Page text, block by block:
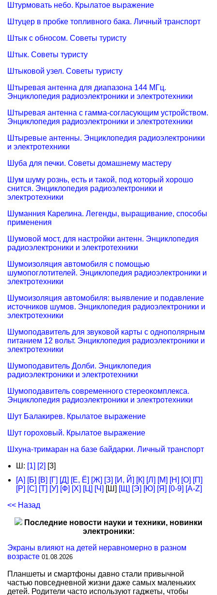
Штурмовать небо. Крылатое выражение
Штуцер в пробке топливного бака. Личный транспорт
Штык с обносом. Советы туристу
Штык. Советы туристу
Штыковой узел. Советы туристу
Штыревая антенна для диапазона 144 МГц.
Энциклопедия радиоэлектроники и электротехники
Штыревая антенна с гамма-согласующим устройством.
Энциклопедия радиоэлектроники и электротехники
Штыревые антенны. Энциклопедия радиоэлектроники
и электротехники
Шуба для печки. Советы домашнему мастеру
Шум шуму рознь, есть и такой, под который хорошо
снится. Энциклопедия радиоэлектроники и
электротехники
Шуманния Карелина. Легенды, выращивание, способы
применения
Шумовой мост, для настройки антенн. Энциклопедия
радиоэлектроники и электротехники
Шумоизоляция автомобиля с помощью
шумопоглотителей. Энциклопедия радиоэлектроники и
электротехники
Шумоизоляция автомобиля: выявление и подавление
источников шумов. Энциклопедия радиоэлектроники и
электротехники
Шумоподавитель для звуковой карты с однополярным
питанием 12 вольт. Энциклопедия радиоэлектроники и
электротехники
Шумоподавитель Долби. Энциклопедия
радиоэлектроники и электротехники
Шумоподавитель современного стереокомплекса.
Энциклопедия радиоэлектроники и электротехники
Шут Балакирев. Крылатое выражение
Шут гороховый. Крылатое выражение
Шхуна-тримаран на базе байдарки. Личный транспорт
Ш: [1] [2] [3]
[А] [Б] [В] [Г] [Д] [Е, Ё] [Ж] [З] [И, Й] [К] [Л] [М] [Н] [О] [П]
[Р] [С] [Т] [У] [Ф] [Х] [Ц] [Ч] [Ш] [Щ] [Э] [Ю] [Я] [0-9] [A-Z]
<< Назад
Последние новости науки и техники, новинки
электроники:
Экраны влияют на детей неравномерно в разном
возрасте 01.08.2026
Планшеты и смартфоны давно стали привычной
частью повседневной жизни даже самых маленьких
детей. Родители часто используют гаджеты, чтобы